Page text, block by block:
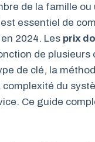
de la famille ou
essentiel de
2024. Les prix
de plusieurs
de clé, la
du
Ce guide